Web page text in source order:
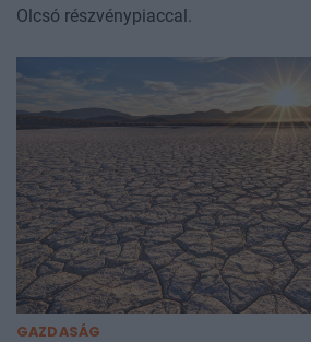
Olcsó részvénypiaccal.
GAZDASÁG